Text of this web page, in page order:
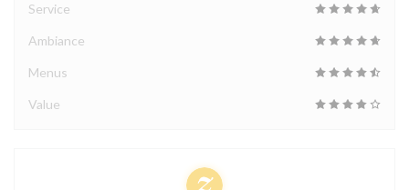
Service
Ambiance
Menus
Value